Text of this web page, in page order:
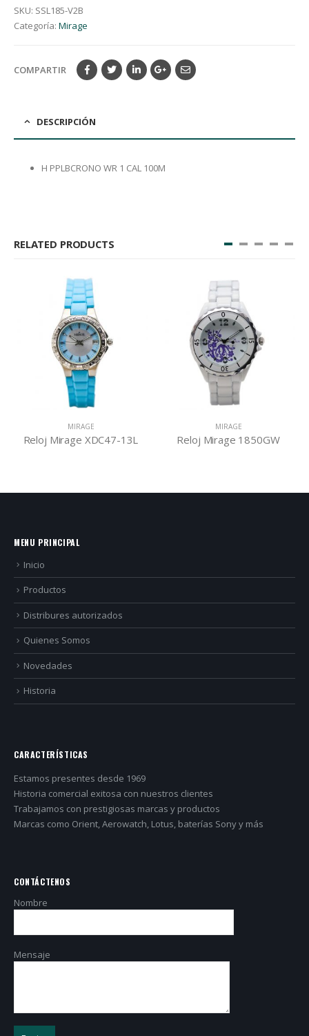
SKU: SSL185-V2B
Categoría: Mirage
COMPARTIR
DESCRIPCIÓN
H PPLBCRONO WR 1 CAL 100M
RELATED PRODUCTS
13L Reloj Mirage 1850GW
MENU PRINCIPAL
Inicio
Productos
Distribures autorizados
Quienes Somos
Novedades
Historia
CARACTERÍSTICAS
Estamos presentes desde 1969
Historia comercial exitosa con nuestros clientes
Trabajamos con prestigiosas marcas y productos
Marcas como Orient, Aerowatch, Lotus, baterías Sony y más
CONTÁCTENOS
Nombre
Mensaje